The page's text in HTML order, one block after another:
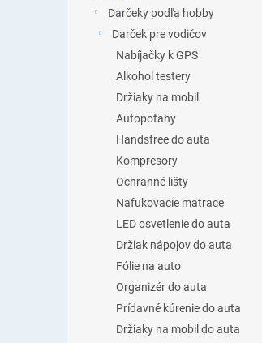
Darčeky podľa hobby
Darček pre vodičov
Nabíjačky k GPS
Alkohol testery
Držiaky na mobil
Autopoťahy
Handsfree do auta
Kompresory
Ochranné lišty
Nafukovacie matrace
LED osvetlenie do auta
Držiak nápojov do auta
Fólie na auto
Organizér do auta
Prídavné kúrenie do auta
Držiaky na mobil do auta